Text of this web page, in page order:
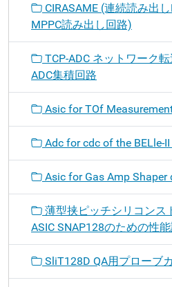
CIRASAME (連続読み出
MPPC読み出し回路)
TCP-ADC ネットワーク
ADC集積回路
Asic for TOf
Adc for cdc of the BELle-
Asic for Gas Amp Shaper
薄型挟ピッチシリコンス
ASIC SNAP128のための性
SliT128D QA用プローブ